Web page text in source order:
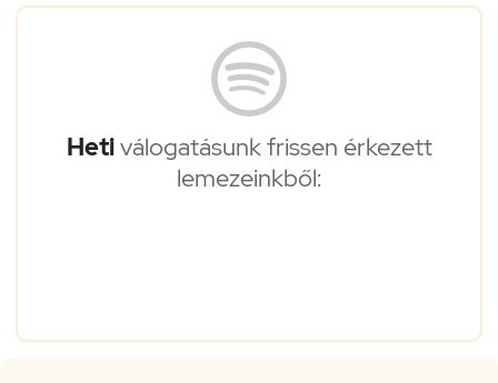
Hetiválogatásunk frissen érkezett
lemezeinkből: